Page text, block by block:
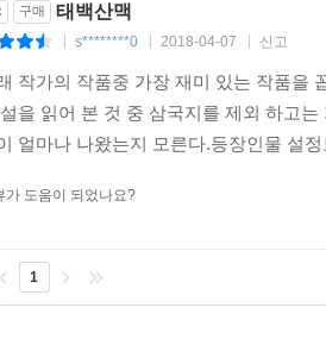
구매 태백산맥
s********0 2018-04-07 신고
작가의 작품중 가장 재미 있는 작품을
을 읽어 본 것 중 삼국지를 제외 하고
얼마나 나왔는지 모른다.등장인물 설
가 도움이 되었나요?
1